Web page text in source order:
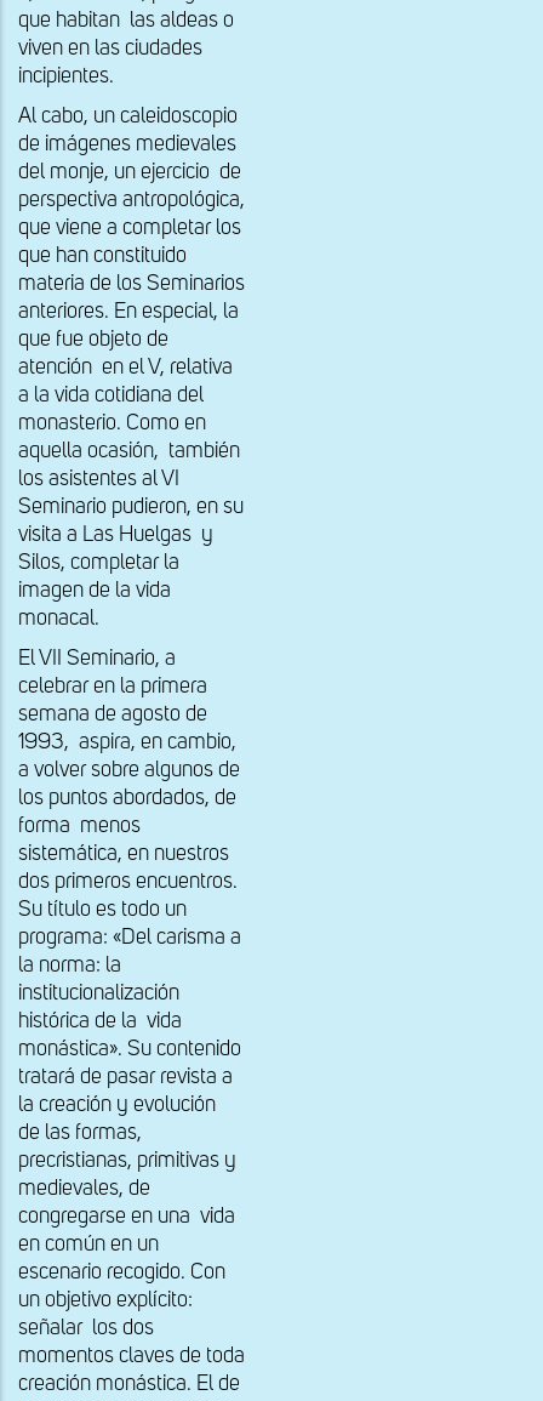
que habitan las aldeas o
viven en las ciudades
incipientes.
Al cabo, un caleidoscopio
de imágenes medievales
del monje, un ejercicio de
perspectiva antropológica,
que viene a completar los
que han constituido
materia de los Seminarios
anteriores. En especial, la
que fue objeto de
atención en el V, relativa
a la vida cotidiana del
monasterio. Como en
aquella ocasión, también
los asistentes al VI
Seminario pudieron, en su
visita a Las Huelgas y
Silos, completar la
imagen de la vida
monacal.
El VII Seminario, a
celebrar en la primera
semana de agosto de
1993, aspira, en cambio,
a volver sobre algunos de
los puntos abordados, de
forma menos
sistemática, en nuestros
dos primeros encuentros.
Su título es todo un
programa: «Del carisma a
la norma: la
institucionalización
histórica de la vida
monástica». Su contenido
tratará de pasar revista a
la creación y evolución
de las formas,
precristianas, primitivas y
medievales, de
congregarse en una vida
en común en un
escenario recogido. Con
un objetivo explícito:
señalar los dos
momentos claves de toda
creación monástica. El de